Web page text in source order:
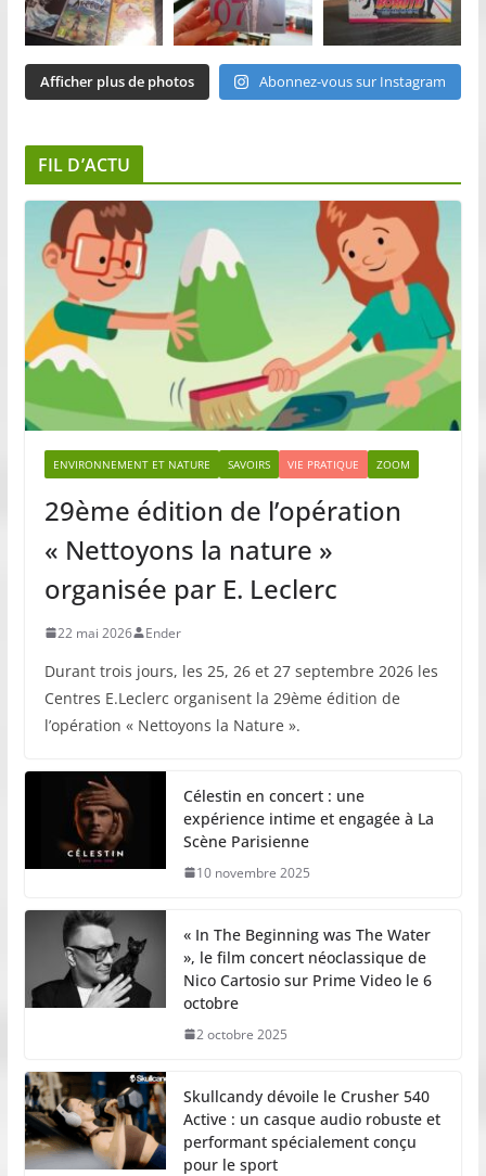
Afficher plus de photos Abonnez-vous sur Instagram
FIL D’ACTU
ENVIRONNEMENT ET NATURE SAVOIRS VIE PRATIQUE ZOOM
29ème édition de l’opération
« Nettoyons la nature »
organisée par E. Leclerc
22 mai 2026 Ender
Durant trois jours, les 25, 26 et 27 septembre 2026 les
Centres E.Leclerc organisent la 29ème édition de
l’opération « Nettoyons la Nature ».
Célestin en concert : une
expérience intime et engagée à La
Scène Parisienne
10 novembre 2025
« In The Beginning was The Water
», le film concert néoclassique de
Nico Cartosio sur Prime Video le 6
octobre
2 octobre 2025
Skullcandy dévoile le Crusher 540
Active : un casque audio robuste et
performant spécialement conçu
pour le sport